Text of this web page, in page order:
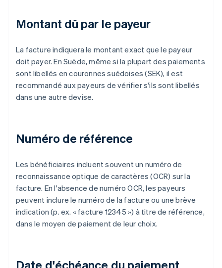
Montant dû par le payeur
La facture indiquera le montant exact que le payeur
doit payer. En Suède, même si la plupart des paiements
sont libellés en couronnes suédoises (SEK), il est
recommandé aux payeurs de vérifier s'ils sont libellés
dans une autre devise.
Numéro de référence
Les bénéficiaires incluent souvent un numéro de
reconnaissance optique de caractères (OCR) sur la
facture. En l'absence de numéro OCR, les payeurs
peuvent inclure le numéro de la facture ou une brève
indication (p. ex. « facture 12345 ») à titre de référence,
dans le moyen de paiement de leur choix.